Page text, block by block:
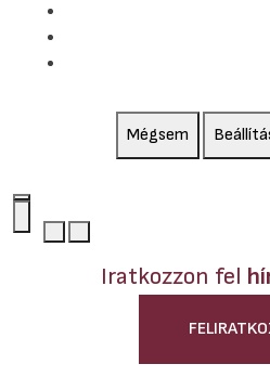
Mégsem
Iratkozzon fel